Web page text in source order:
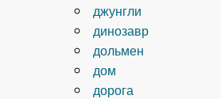
джунгли
динозавр
дольмен
дом
дорога